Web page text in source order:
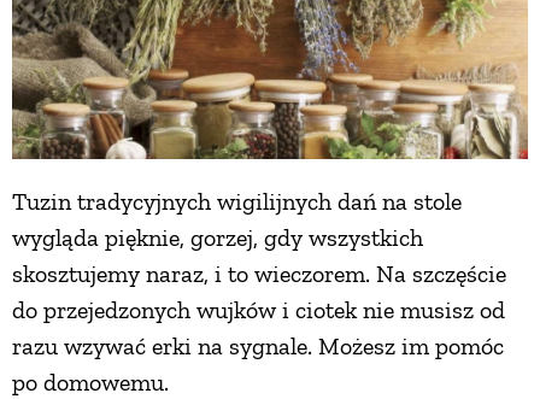
Tuzin tradycyjnych wigilijnych dań na stole
wygląda pięknie, gorzej, gdy wszystkich
skosztujemy naraz, i to wieczorem. Na szczęście
do przejedzonych wujków i ciotek nie musisz od
razu wzywać erki na sygnale. Możesz im pomóc
po domowemu.